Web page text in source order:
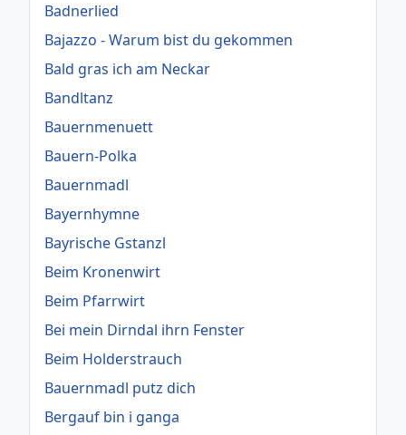
Badnerlied
Bajazzo - Warum bist du gekommen
Bald gras ich am Neckar
Bandltanz
Bauernmenuett
Bauern-Polka
Bauernmadl
Bayernhymne
Bayrische Gstanzl
Beim Kronenwirt
Beim Pfarrwirt
Bei mein Dirndal ihrn Fenster
Beim Holderstrauch
Bauernmadl putz dich
Bergauf bin i ganga